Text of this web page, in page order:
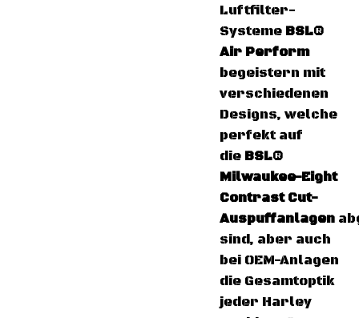
Luftfilter-
Systeme BSL®
Air Perform
begeistern mit
verschiedenen
Designs, welche
perfekt auf
die BSL®
Milwaukee-Eight
Contrast Cut-
Auspuffanlagen
sind, aber auch
bei OEM-Anlagen
die Gesamtoptik
jeder Harley